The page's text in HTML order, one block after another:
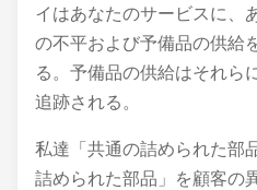
イはあなたのサービスに、
の不平および予備品の供給
る。予備品の供給はそれら
追跡される。
私達「共通の詰められた部
詰められた部品」を顧客の